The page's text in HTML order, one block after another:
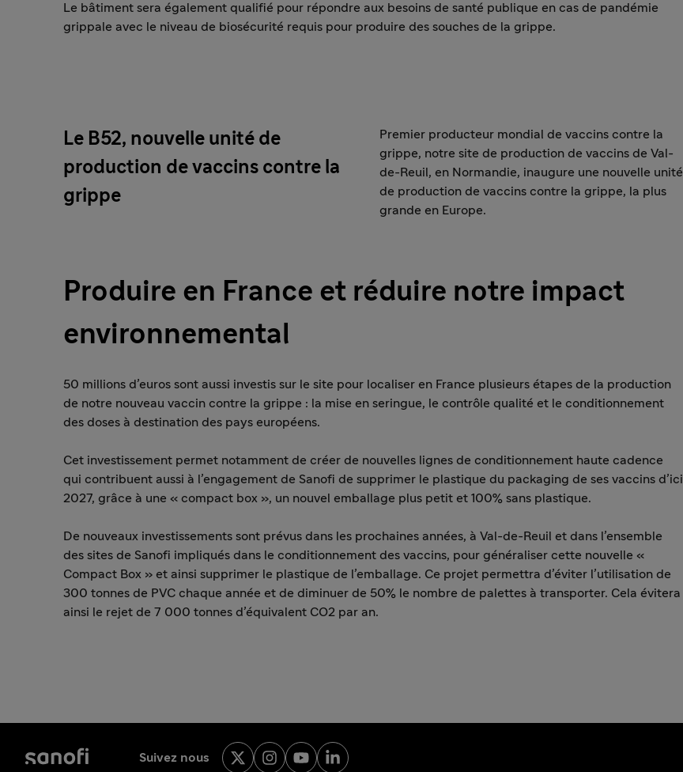
Le bâtiment sera également qualifié pour répondre aux besoins de santé publique en cas de pandémie
grippale avec le niveau de biosécurité requis pour produire des souches de la grippe.
Le B52, nouvelle unité de
production de vaccins contre la
grippe
Premier producteur mondial de vaccins contre la
grippe, notre site de production de vaccins de Val-
de-Reuil, en Normandie, inaugure une nouvelle unité
de production de vaccins contre la grippe, la plus
grande en Europe.
Produire en France et réduire notre impact
environnemental
50 millions d’euros sont aussi investis sur le site pour localiser en France plusieurs étapes de la production
de notre nouveau vaccin contre la grippe : la mise en seringue, le contrôle qualité et le conditionnement
des doses à destination des pays européens.
Cet investissement permet notamment de créer de nouvelles lignes de conditionnement haute cadence
qui contribuent aussi à l’engagement de Sanofi de supprimer le plastique du packaging de ses vaccins d’ici
2027, grâce à une « compact box », un nouvel emballage plus petit et 100% sans plastique.
De nouveaux investissements sont prévus dans les prochaines années, à Val-de-Reuil et dans l’ensemble
des sites de Sanofi impliqués dans le conditionnement des vaccins, pour généraliser cette nouvelle «
Compact Box » et ainsi supprimer le plastique de l’emballage. Ce projet permettra d’éviter l’utilisation de
300 tonnes de PVC chaque année et de diminuer de 50% le nombre de palettes à transporter. Cela évitera
ainsi le rejet de 7 000 tonnes d’équivalent CO2 par an.
Suivez nous